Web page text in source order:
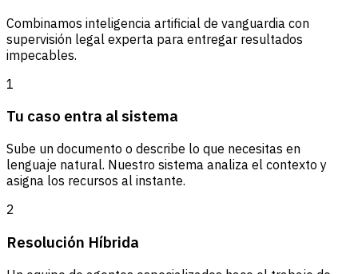
Combinamos inteligencia artificial de vanguardia con
supervisión legal experta para entregar resultados
impecables.
1
Tu caso entra al sistema
Sube un documento o describe lo que necesitas en
lenguaje natural. Nuestro sistema analiza el contexto y
asigna los recursos al instante.
2
Resolución Híbrida